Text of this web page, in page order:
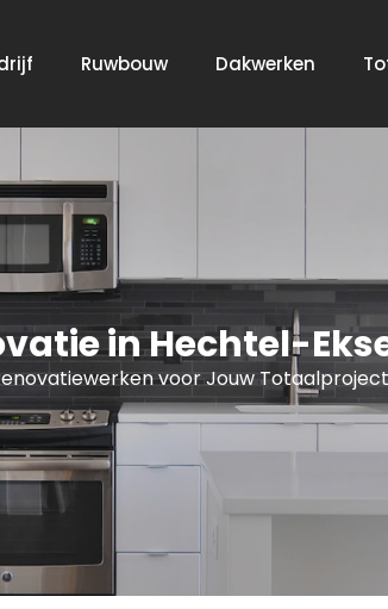
Ruwbouw Dakwerken
in Hechtel-
voor Jouw Totaalproject